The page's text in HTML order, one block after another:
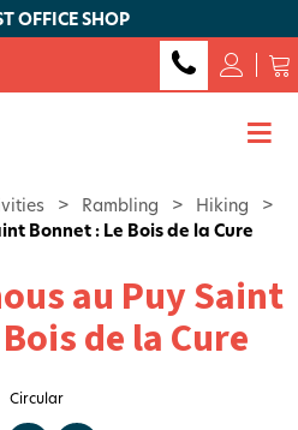
OFFICE SHOP
> Rambling > Hiking
>
Bonnet : Le Bois de la Cure
au Puy Saint
de la Cure
Circular